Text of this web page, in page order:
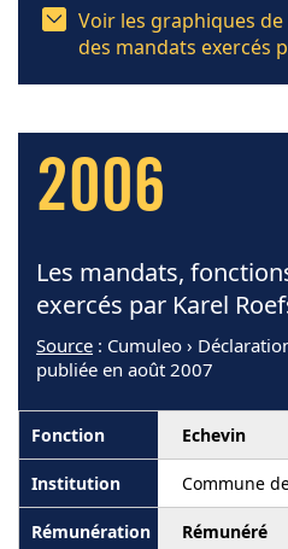
Voir les graphiques
des mandats exercés
2006
Les mandats,
exercés par Karel
Source : Cumuleo ›
publiée en août 2007
Echevin
Commune
Rémunéré